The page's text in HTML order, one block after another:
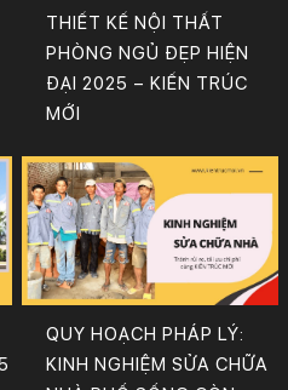
THIẾT KẾ NỘI THẤT
PHÒNG NGỦ ĐẸP HIỆN
ĐẠI 2025 – KIẾN TRÚC
MỚI
QUY HOẠCH PHÁP LÝ:
KINH NGHIỆM SỬA CHỮA